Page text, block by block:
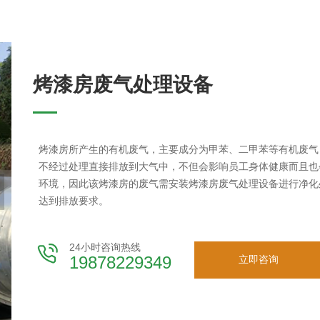
烤漆房废气处理设备
立即咨询
24小时咨询热线
19878229349
烤漆房所产生的有机废气，主要成分为甲苯、二甲苯等有机废
不经过处理直接排放到大气中，不但会影响员工身体健康而且
环境，因此该烤漆房的废气需安装烤漆房废气处理设备进行净
达到排放要求。